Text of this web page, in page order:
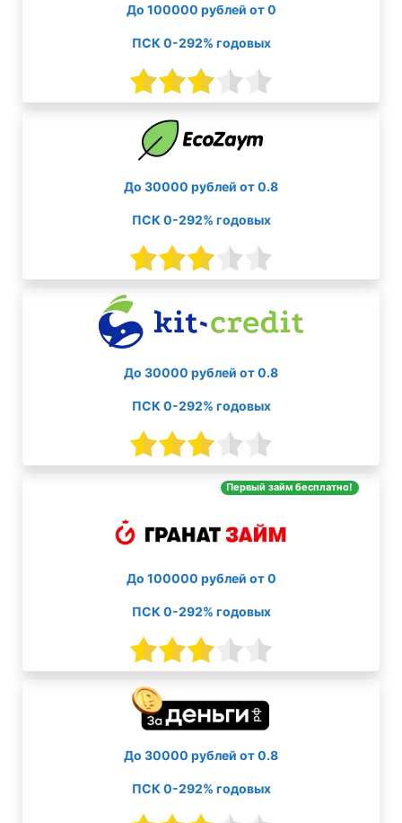
До 100000 рублей от 0
ПСК 0-292% годовых
До 30000 рублей от 0.8
ПСК 0-292% годовых
До 30000 рублей от 0.8
ПСК 0-292% годовых
Первый займ бесплатно!
До 100000 рублей от 0
ПСК 0-292% годовых
До 30000 рублей от 0.8
ПСК 0-292% годовых